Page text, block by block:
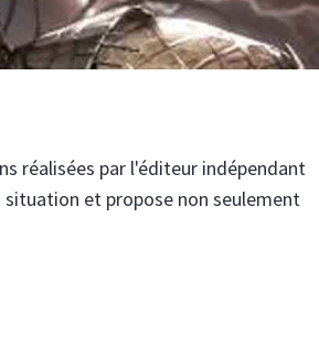
réalisées par l'éditeur indépendant
situation et propose non seulement